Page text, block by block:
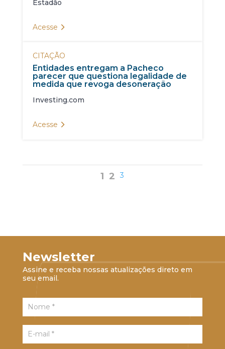
Estadão
Acesse
CITAÇÃO
Entidades entregam a Pacheco
parecer que questiona legalidade de
medida que revoga desoneração
Investing.com
Acesse
1 2 3
Newsletter
Assine e receba nossas atualizações direto em
seu email.